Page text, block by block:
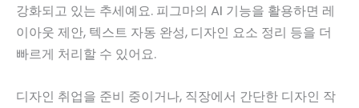
강화되고 있는 추세예요. 피그마의 AI 기능을 활용하면 레
이아웃 제안, 텍스트 자동 완성, 디자인 요소 정리 등을 더
빠르게 처리할 수 있어요.
디자인 취업을 준비 중이거나, 직장에서 간단한 디자인 작